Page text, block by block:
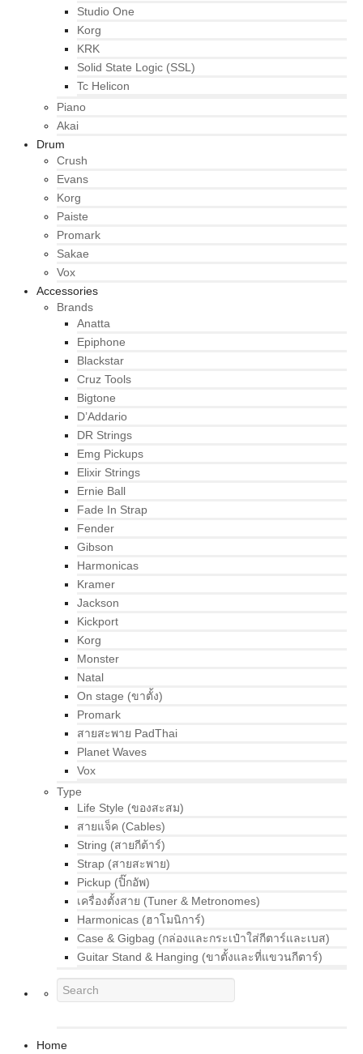
Studio One
Korg
KRK
Solid State Logic (SSL)
Tc Helicon
Piano
Akai
Drum
Crush
Evans
Korg
Paiste
Promark
Sakae
Vox
Accessories
Brands
Anatta
Epiphone
Blackstar
Cruz Tools
Bigtone
D’Addario
DR Strings
Emg Pickups
Elixir Strings
Ernie Ball
Fade In Strap
Fender
Gibson
Harmonicas
Kramer
Jackson
Kickport
Korg
Monster
Natal
On stage (ขาตั้ง)
Promark
สายสะพาย PadThai
Planet Waves
Vox
Type
Life Style (ของสะสม)
สายแจ็ค (Cables)
String (สายกีต้าร์)
Strap (สายสะพาย)
Pickup (ปิ๊กอัพ)
เครื่องตั้งสาย (Tuner & Metronomes)
Harmonicas (ฮาโมนิการ์)
Case & Gigbag (กล่องและกระเป๋าใส่กีตาร์และเบส)
Guitar Stand & Hanging (ขาตั้งและที่แขวนกีตาร์)
Home